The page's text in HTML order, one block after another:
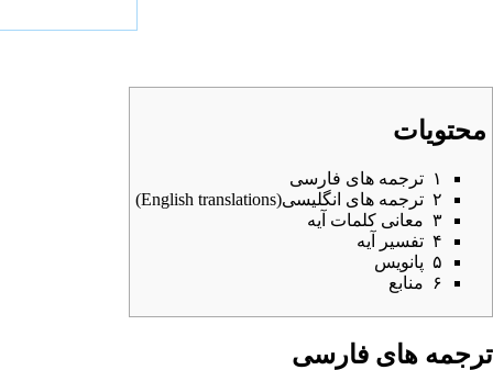
محتویات
۱ ترجمه های فارسی
۲ ترجمه های انگلیسی(English translations)
۳ معانی کلمات آیه
۴ تفسیر آیه
۵ پانویس
۶
منابع
ترجمه های فارسی